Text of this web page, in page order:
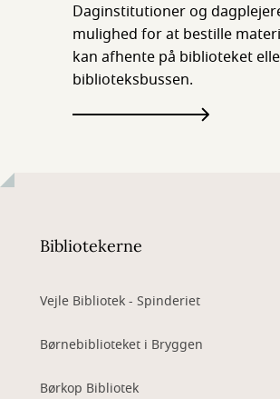
Daginstitutioner og
mulighed for at bestille
kan afhente på biblioteket
biblioteksbussen.
Bibliotekerne
Vejle Bibliotek - Spinderiet
Børnebiblioteket i Bryggen
Børkop Bibliotek